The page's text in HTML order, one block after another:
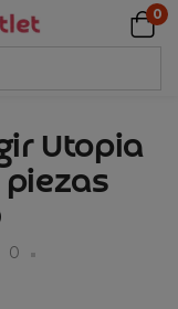
0
Utopia
piezas
0